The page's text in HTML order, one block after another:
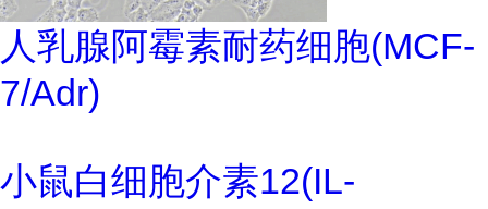
人乳腺阿霉素耐药细胞(MCF-
7/Adr)
小鼠白细胞介素12(IL-